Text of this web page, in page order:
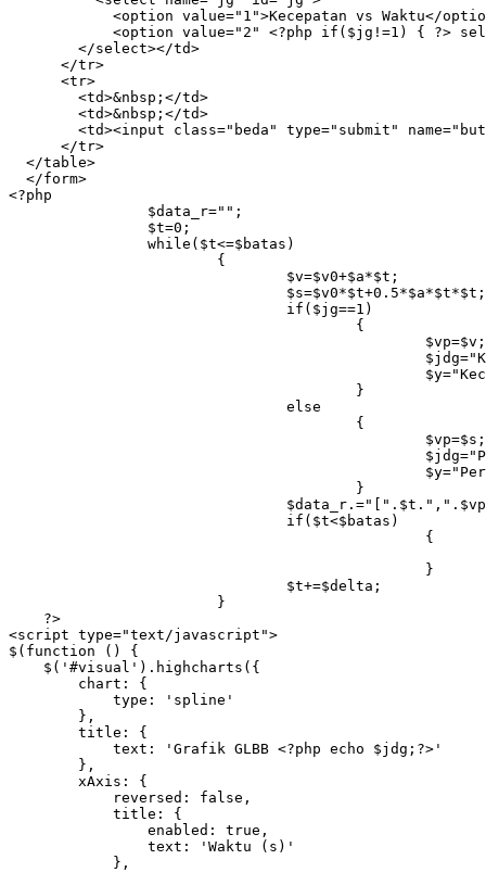
<option value="1">Kecepatan vs Waktu</
<option value="2" <?php if($jg!=1) { ?>
        </select></td>
      </tr>
      <tr>
        <td>&nbsp;</td>
        <td>&nbsp;</td>
<td><input class="beda" type="submit"
      </tr>
  </table>
  </form>
<?php
    ?>
<script type="text/javascript">
$(function () {
    $('#visual').highcharts({
        chart: {
            type: 'spline'
        },
        title: {
            text: 'Grafik GLBB <?php echo $jdg;?>'
        },
        xAxis: {
            reversed: false,
            title: {
                enabled: true,
                text: 'Waktu (s)'
            },